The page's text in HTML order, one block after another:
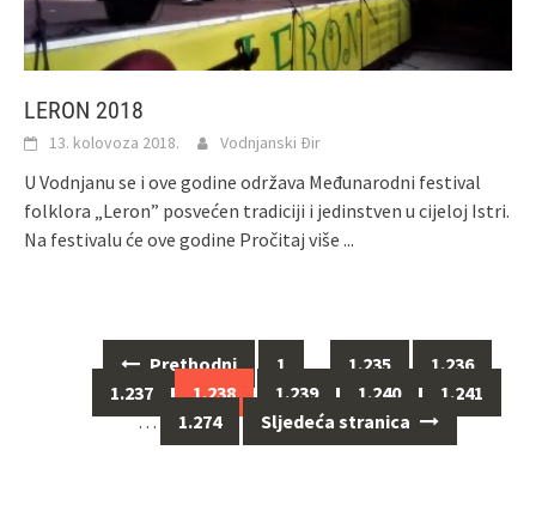
LERON 2018
13. kolovoza 2018. Vodnjanski Đir
U Vodnjanu se i ove godine održava Međunarodni festival
folklora „Leron” posvećen tradiciji i jedinstven u cijeloj Istri.
Na festivalu će ove godine Pročitaj više ...
Prethodni 1 … 1.235
1.236
1.237
1.238 1.239 1.240
1.241
…
1.274 Sljedeća stranica